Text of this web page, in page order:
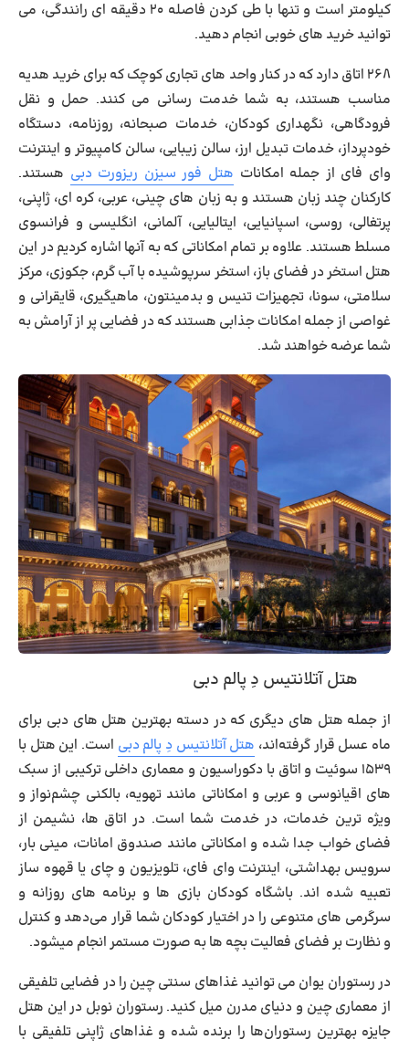
کیلومتر است و تنها با طی کردن فاصله ۲۰ دقیقه ای رانندگی، می
توانید خرید های خوبی انجام دهید.
۲۶۸ اتاق دارد که در کنار واحد های تجاری کوچک که برای خرید هدیه
مناسب هستند، به شما خدمت رسانی می کنند. حمل و نقل
فرودگاهی، نگهداری کودکان، خدمات صبحانه، روزنامه، دستگاه
خودپرداز، خدمات تبدیل ارز، سالن زیبایی، سالن کامپیوتر و اینترنت
وای فای از جمله امکانات هتل فور سیزن ریزورت دبی هستند.
کارکنان چند زبان هستند و به زبان های چینی، عربی، کره ای، ژاپنی،
پرتغالی، روسی، اسپانیایی، ایتالیایی، آلمانی، انگلیسی و فرانسوی
مسلط هستند. علاوه بر تمام امکاناتی که به آنها اشاره کردیم در این
هتل استخر در فضای باز، استخر سرپوشیده با آب گرم، جکوزی، مرکز
سلامتی، سونا، تجهیزات تنیس و بدمینتون، ماهیگیری، قایقرانی و
غواصی از جمله امکانات جذابی هستند که در فضایی پر از آرامش به
شما عرضه خواهند شد.
هتل آتلانتیس دِ پالم دبی
از جمله هتل های دیگری که در دسته بهترین هتل های دبی برای
ماه عسل قرار گرفته‌اند، هتل آتلانتیس دِ پالم دبی است. این هتل با
۱۵۳۹ سوئیت و اتاق با دکوراسیون و معماری داخلی ترکیبی از سبک
های اقیانوسی و عربی و امکاناتی مانند تهویه، بالکنی چشم‌نواز و
ویژه ترین خدمات، در خدمت شما است. در اتاق ها، نشیمن از
فضای خواب جدا شده و امکاناتی مانند صندوق امانات، مینی بار،
سرویس بهداشتی، اینترنت وای فای، تلویزیون و چای یا قهوه ساز
تعبیه شده اند. باشگاه کودکان بازی ها و برنامه های روزانه و
سرگرمی های متنوعی را در اختیار کودکان شما قرار می‌دهد و کنترل
و نظارت بر فضای فعالیت بچه ها به صورت مستمر انجام میشود.
در رستوران یوان می توانید غذاهای سنتی چین را در فضایی تلفیقی
از معماری چین و دنیای مدرن میل کنید. رستوران نوبل در این هتل
جایزه بهترین رستوران‌ها را برنده شده و غذاهای ژاپنی تلفیقی با